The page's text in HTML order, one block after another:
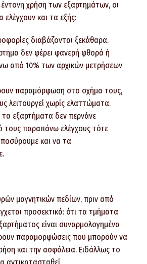
έντονη χρήση των εξαρτημάτων, οι
ελέγχουν και τα εξής:
διαβάζονται ξεκάθαρα.
δεν φέρει φανερή φθορά ή
από 10% των αρχικών μετρήσεων
παραμόρφωση στο σχήμα τους,
λειτουργεί χωρίς ελαττώματα.
εξαρτήματα δεν περνάνε
τους παραπάνω ελέγχους τότε
και να τα
μαγνητικών πεδίων, πριν από
προσεκτικά: ότι τα τμήματα
είναι συναρμολογημένα
παραμορφώσεις που μπορούν να
και την ασφάλεια. Ειδάλλως το